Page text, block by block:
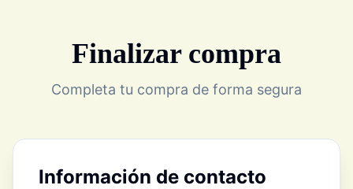
Finalizar compra
Completa tu compra de forma segura
Información de contacto